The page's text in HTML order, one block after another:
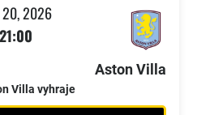
20, 2026
21:00
Villa vyhraje
Aston Villa